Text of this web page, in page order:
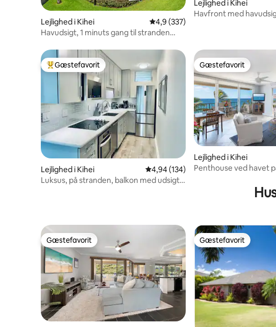
Lejlighed i Kihei 4,9 ud af 5 i gennemsnitlig
4,9 (337)
Havudsigt, 1 minuts gang til stranden
Lejlighed i Kihei
Havfront med
Bedste gæstefavorit
Gæstefavorit
Lejlighed i Kihei 4,94 ud af 5 i gennemsnitlig
4,94 (134)
Luksus, på stranden, balkon med udsigt,
Gæstefavorit
Gæstefavorit
Lejlighed i Kihei
Penthouse ved havet
Gæstefavorit
Gæstefavorit Gæstefavorit
Gæstefavorit